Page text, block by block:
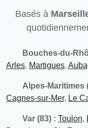
Basés à
Bouches-du-
Arles, Martigues,
Alpes-Maritimes
Cagnes-sur-Mer, Le
Var (83) : Toulon,